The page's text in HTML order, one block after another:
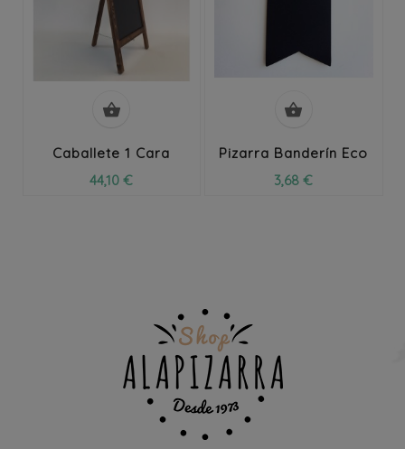

Caballete 1 Cara
44,10 €

Pizarra Banderín Eco
3,68 €